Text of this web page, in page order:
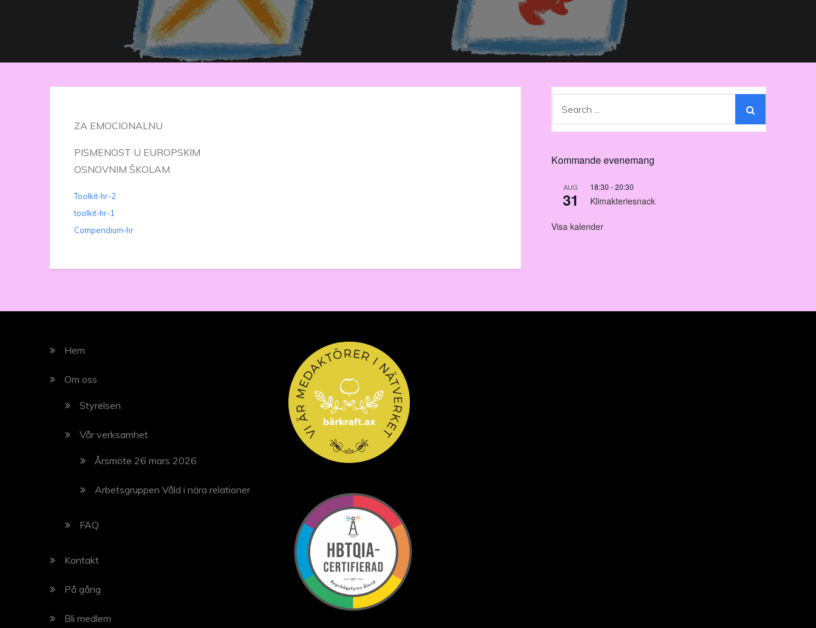
ZA EMOCIONALNU
PISMENOST U EUROPSKIM
OSNOVNIM ŠKOLAM
Toolkit-hr-2
toolkit-hr-1
Compendium-hr
Kommande evenemang
AUG
31
18:30 -20:30
Klimakteriesnack
Visa kalender
Hem
Om oss
Styrelsen
Vår verksamhet
Årsmöte 26 mars 2026
Arbetsgruppen Våld i nära relationer
FAQ
Kontakt
På gång
Bli medlem